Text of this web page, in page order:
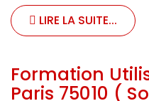
LIRE LA SUITE...
Formation
Paris 75010 (